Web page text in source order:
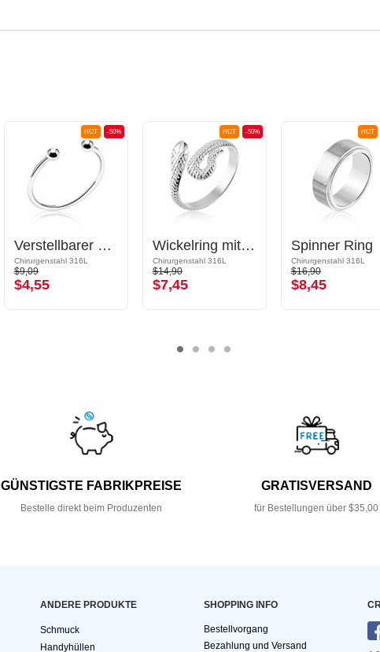
-50%
HOT
Verstellbarer Ring
Chirurgenstahl 316L
$9,09
$4,55
-50%
HOT
Wickelring mit Schlangen-Design
Chirurgenstahl 316L
$14,90
$7,45
HOT
Spinner Ring
Chirurgenstahl 316L
$16,90
$8,45
GÜNSTIGSTE FABRIKPREISE
Bestelle direkt beim Produzenten
GRATISVERSAND
für Bestellungen über $35,00
ANDERE PRODUKTE
Schmuck
Handyhüllen
SHOPPING INFO
Bestellvorgang
Bezahlung und Versand